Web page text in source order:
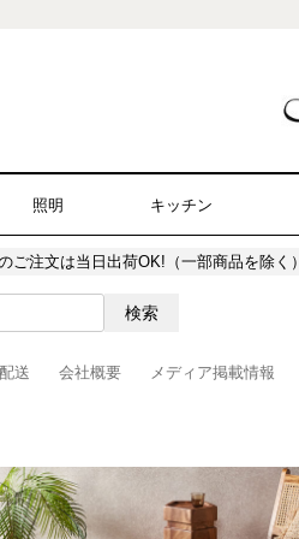
照明 キッチン
ご注文は当日出荷OK!（一部商品を除く）
送 会社概要 メディア掲載情報